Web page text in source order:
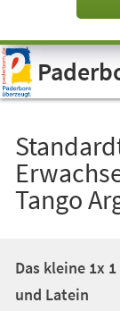
Visuelle
Assistenzsoftware
öffnen.
Tango
Das kleine 1x
und Latein